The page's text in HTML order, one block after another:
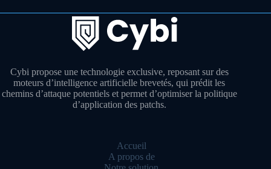
Cybi propose une technologie exclusive, reposant sur des
moteurs d’intelligence artificielle brevetés, qui prédit les
chemins d’attaque potentiels et permet d’optimiser la politique
d’application des patchs.
Accueil
A propos de